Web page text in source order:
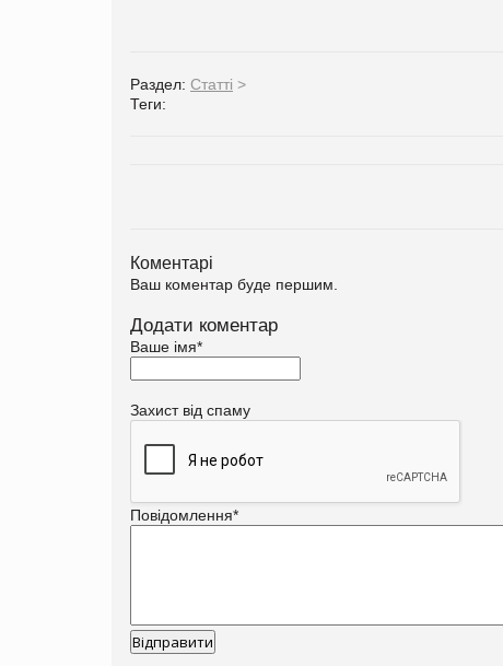
Раздел: Статті >
Теги:
Коментарі
Ваш коментар буде першим.
Додати коментар
Ваше імя*
Захист від спаму
Повідомлення*